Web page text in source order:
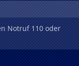
Notruf 110 oder